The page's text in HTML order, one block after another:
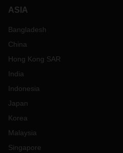
ASIA
Bangladesh
China
Hong Kong SAR
India
Indonesia
Japan
Korea
Malaysia
Singapore